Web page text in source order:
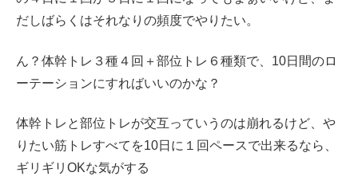
だしばらくはそれなりの頻度でやりたい。
ん？体幹トレ３種４回＋部位トレ６種類で、10日間のロ
ーテーションにすればいいのかな？
体幹トレと部位トレが交互っていうのは崩れるけど、や
りたい筋トレすべてを10日に１回ペースで出来るなら、
ギリギリOKな気がする